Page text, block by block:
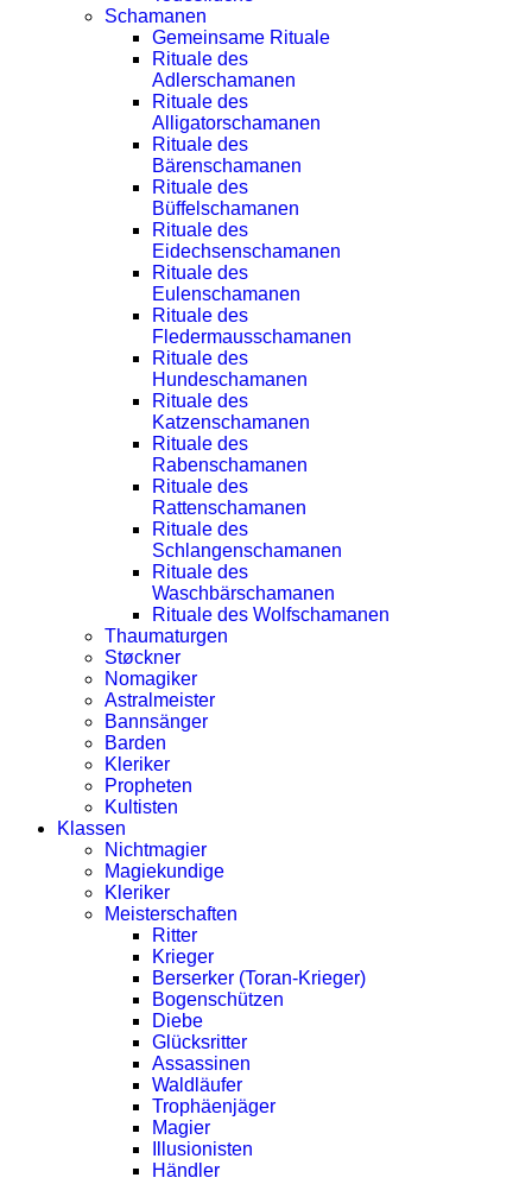
Schamanen
Gemeinsame Rituale
Rituale des
Adlerschamanen
Rituale des
Alligatorschamanen
Rituale des
Bärenschamanen
Rituale des
Büffelschamanen
Rituale des
Eidechsenschamanen
Rituale des
Eulenschamanen
Rituale des
Fledermausschamanen
Rituale des
Hundeschamanen
Rituale des
Katzenschamanen
Rituale des
Rabenschamanen
Rituale des
Rattenschamanen
Rituale des
Schlangenschamanen
Rituale des
Waschbärschamanen
Rituale des Wolfschamanen
Thaumaturgen
Støckner
Nomagiker
Astralmeister
Bannsänger
Barden
Kleriker
Propheten
Kultisten
Klassen
Nichtmagier
Magiekundige
Kleriker
Meisterschaften
Ritter
Krieger
Berserker (Toran-Krieger)
Bogenschützen
Diebe
Glücksritter
Assassinen
Waldläufer
Trophäenjäger
Magier
Illusionisten
Händler